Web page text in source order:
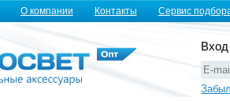
О компании Контакты Сервис